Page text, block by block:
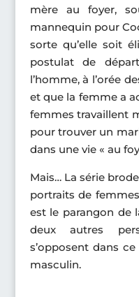
mère au foyer,
mannequin pour
sorte qu’elle soit
postulat de
l’homme, à l’orée
et que la femme a
femmes travaillent
pour trouver un
dans une vie « au
Mais… La série
portraits de
est le parangon de
deux autres
s’opposent dans
masculin.